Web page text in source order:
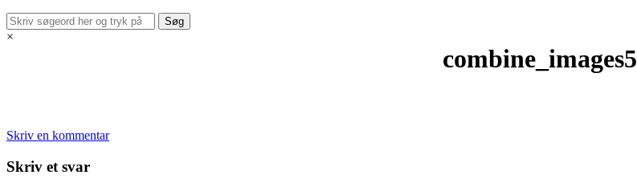
×
combine_images5
Skriv en kommentar
Skriv et svar